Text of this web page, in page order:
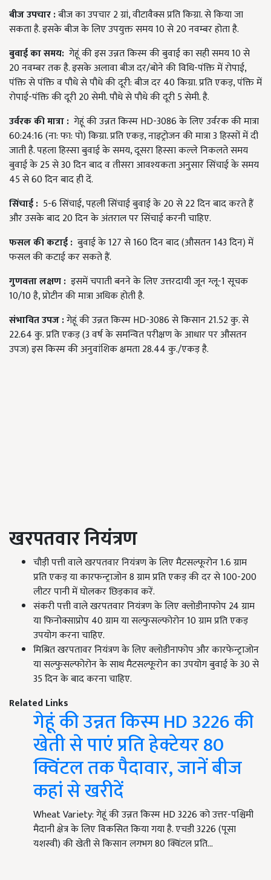
बीज उपचार:बीज का उपचार 2 ग्रां, वीटावैक्स प्रति किग्रा. से किया जा
सकता है. इसके बीज के लिए उपयुक्त समय 10 से 20 नवम्बर होता है.
बुवाई का समय: गेहूं की इस उन्नत किस्म की बुवाई का सही समय 10 से
20 नवम्बर तक है. इसके अलावा बीज दर/बोने की विधि-पंक्ति में रोपाई,
पंक्ति से पंक्ति व पौधे से पौधे की दूरी: बीज दर 40 किग्रा. प्रति एकड़, पंक्ति में
रोपाई-पंक्ति की दूरी 20 सेमी. पौधे से पौधे की दूरी 5 सेमी. है.
उर्वरक की मात्रा: गेहूं की उन्नत किस्म HD-3086 के लिए उर्वरक की मात्रा
60:24:16 (ना: फा: पो) किग्रा. प्रति एकड़, नाइट्रोजन की मात्रा 3 हिस्सों में दी
जाती है. पहला हिस्सा बुवाई के समय, दूसरा हिस्सा कल्ले निकलते समय
बुवाई के 25 से 30 दिन बाद व तीसरा आवश्यकता अनुसार सिंचाई के समय
45 से 60 दिन बाद ही दें.
सिंचाई: 5-6 सिंचाई, पहली सिंचाई बुवाई के 20 से 22 दिन बाद करते हैं
और उसके बाद 20 दिन के अंतराल पर सिंचाई करनी चाहिए.
फसल की कटाई: बुवाई के 127 से 160 दिन बाद (औसतन 143 दिन) में
फसल की कटाई कर सकते हैं.
गुणवत्ता लक्षण: इसमें चपाती बनने के लिए उत्तरदायी जून ग्लू-1 सूचक
10/10 है, प्रोटीन की मात्रा अधिक होती है.
संभावित उपज:गेहूं की उन्नत किस्म HD-3086 से किसान 21.52 कु. से
22.64 कु. प्रति एकड़ (3 वर्ष के समन्वित परीक्षण के आधार पर औसतन
उपज) इस किस्म की अनुवांशिक क्षमता 28.44 कु./एकड़ है.
खरपतवार नियंत्रण
चौड़ी पत्ती वाले खरपतवार नियंत्रण के लिए मैटसल्फूरोन 1.6 ग्राम
प्रति एकड़ या कारफन्ट्राजोन 8 ग्राम प्रति एकड़ की दर से 100-200
लीटर पानी में घोलकर छिड़काव करें.
संकरी पत्ती वाले खरपतवार नियंत्रण के लिए क्लोडीनाफोप 24 ग्राम
या फिनोक्साप्रोप 40 ग्राम या सल्फुसल्फोरोन 10 ग्राम प्रति एकड़
उपयोग करना चाहिए.
मिश्रित खरपतावर नियंत्रण के लिए क्लोडीनाफोप और कारफेन्ट्राजोन
या सल्फुसल्फोरोन के साथ मैटसल्फूरोन का उपयोग बुवाई के 30 से
35 दिन के बाद करना चाहिए.
Related Links
गेहूं की उन्नत किस्म HD 3226 की
खेती से पाएं प्रति हेक्टेयर 80
क्विंटल तक पैदावार, जानें बीज
कहां से खरीदें
Wheat Variety: गेहूं की उन्नत किस्म HD 3226 को उत्तर-पश्चिमी
मैदानी क्षेत्र के लिए विकसित किया गया है. एचडी 3226 (पूसा
यशस्वी) की खेती से किसान लगभग 80 क्विंटल प्रति…